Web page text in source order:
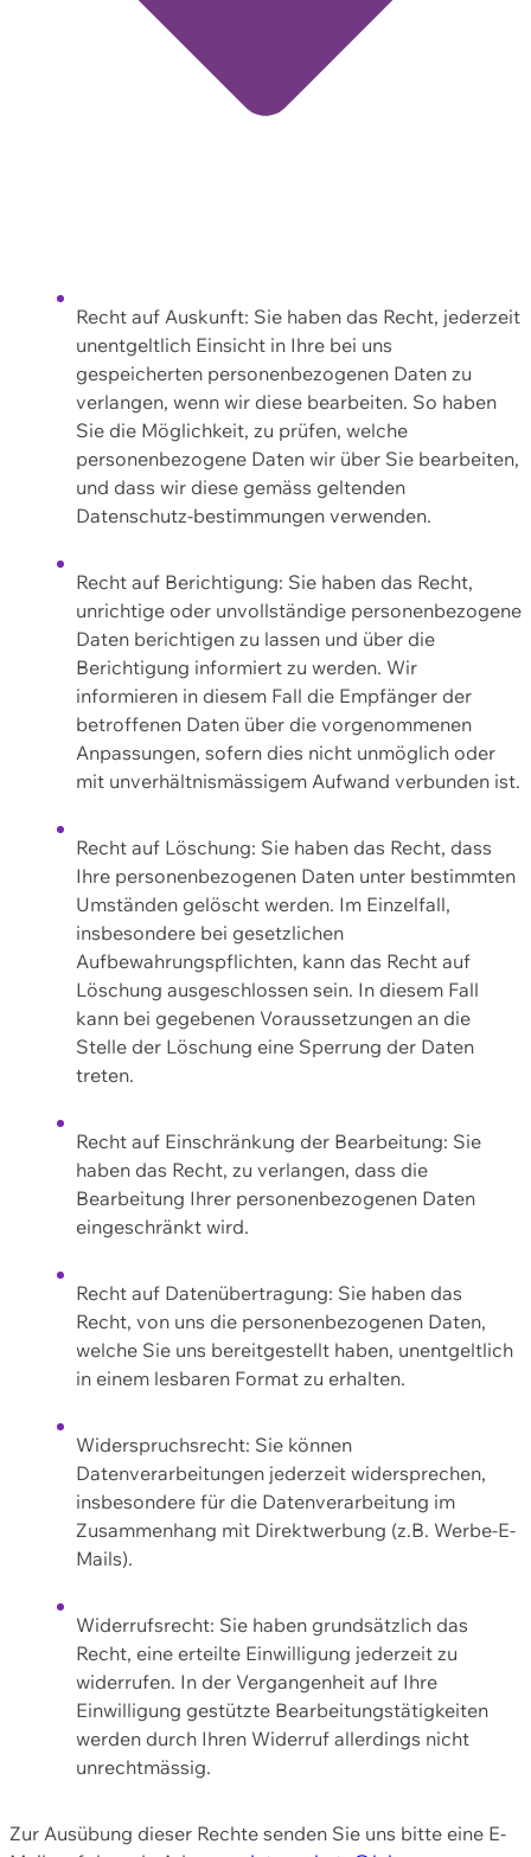
Recht auf Auskunft: Sie haben das Recht, jederzeit
unentgeltlich Einsicht in Ihre bei uns
gespeicherten personenbezogenen Daten zu
verlangen, wenn wir diese bearbeiten. So haben
Sie die Möglichkeit, zu prüfen, welche
personenbezogene Daten wir über Sie bearbeiten,
und dass wir diese gemäss geltenden
Datenschutz-bestimmungen verwenden.
Recht auf Berichtigung: Sie haben das Recht,
unrichtige oder unvollständige personenbezogene
Daten berichtigen zu lassen und über die
Berichtigung informiert zu werden. Wir
informieren in diesem Fall die Empfänger der
betroffenen Daten über die vorgenommenen
Anpassungen, sofern dies nicht unmöglich oder
mit unverhältnismässigem Aufwand verbunden ist.
Recht auf Löschung: Sie haben das Recht, dass
Ihre personenbezogenen Daten unter bestimmten
Umständen gelöscht werden. Im Einzelfall,
insbesondere bei gesetzlichen
Aufbewahrungspflichten, kann das Recht auf
Löschung ausgeschlossen sein. In diesem Fall
kann bei gegebenen Voraussetzungen an die
Stelle der Löschung eine Sperrung der Daten
treten.
Recht auf Einschränkung der Bearbeitung: Sie
haben das Recht, zu verlangen, dass die
Bearbeitung Ihrer personenbezogenen Daten
eingeschränkt wird.
Recht auf Datenübertragung: Sie haben das
Recht, von uns die personenbezogenen Daten,
welche Sie uns bereitgestellt haben, unentgeltlich
in einem lesbaren Format zu erhalten.
Widerspruchsrecht: Sie können
Datenverarbeitungen jederzeit widersprechen,
insbesondere für die Datenverarbeitung im
Zusammenhang mit Direktwerbung (z.B. Werbe-E-
Mails).
Widerrufsrecht: Sie haben grundsätzlich das
Recht, eine erteilte Einwilligung jederzeit zu
widerrufen. In der Vergangenheit auf Ihre
Einwilligung gestützte Bearbeitungstätigkeiten
werden durch Ihren Widerruf allerdings nicht
unrechtmässig.
Zur Ausübung dieser Rechte senden Sie uns bitte eine E-